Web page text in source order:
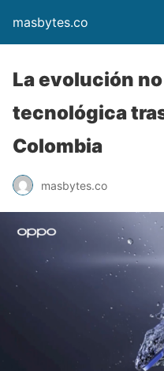
masbytes.co
La evolución
tecnológica
Colombia
masbytes.co